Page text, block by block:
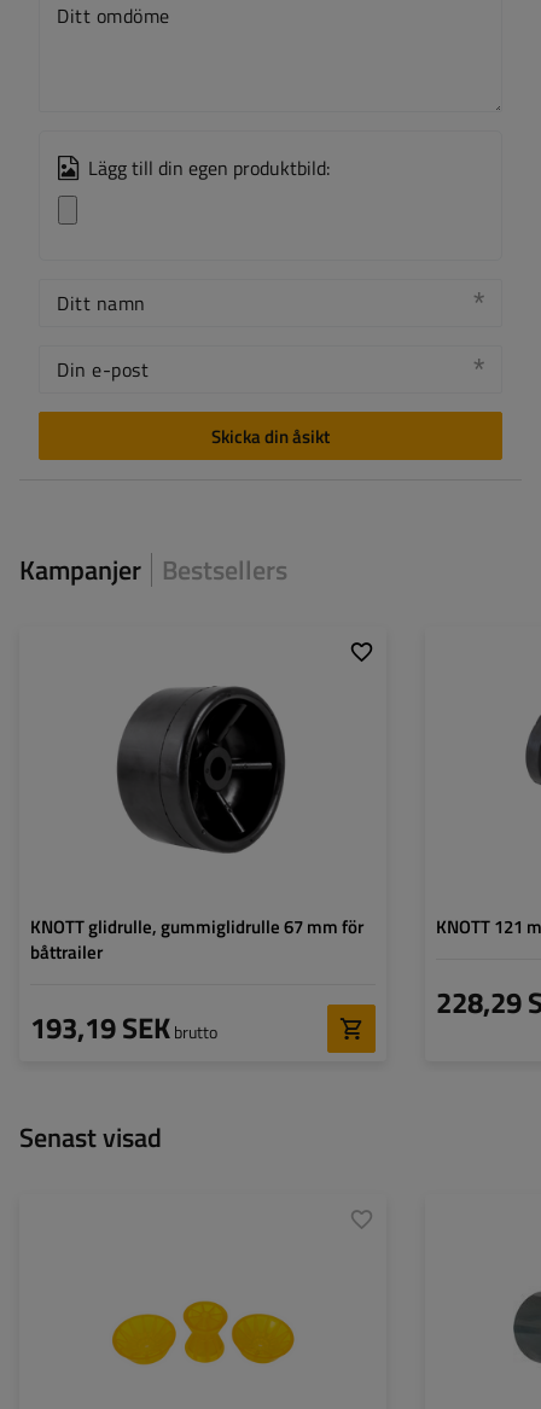
Ditt omdöme
Lägg till din egen produktbild:
Ditt namn
Din e-post
Skicka din åsikt
Kampanjer Bestsellers
KNOTT glidrulle, gummiglidrulle 67 mm för
båttrailer
193,19 SEKbrutto
KNOTT 121
228,29
Senast visad